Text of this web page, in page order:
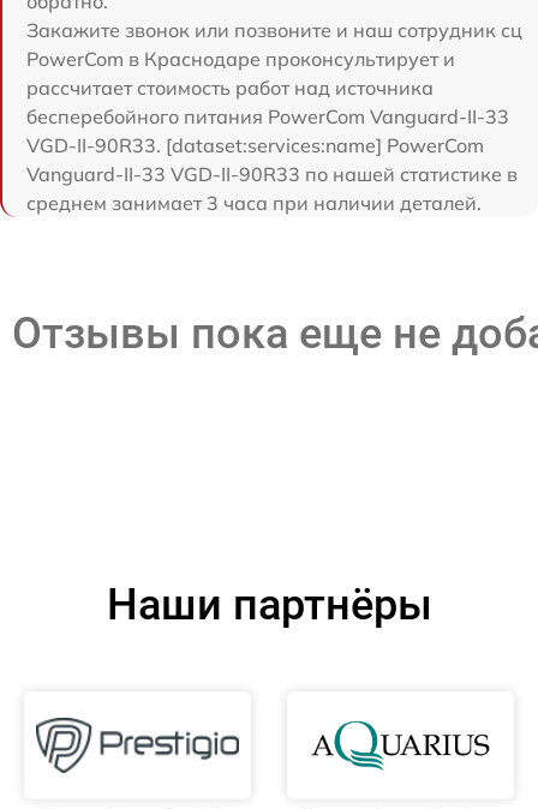
Закажите звонок или позвоните и наш сотрудник сц
PowerCom в Краснодаре проконсультирует и
рассчитает стоимость работ над источника
бесперебойного питания PowerCom Vanguard-II-33
VGD-II-90R33. [dataset:services:name] PowerCom
Vanguard-II-33 VGD-II-90R33 по нашей статистике в
среднем занимает 3 часа при наличии деталей.
Отзывы пока еще не
Наши партнёры